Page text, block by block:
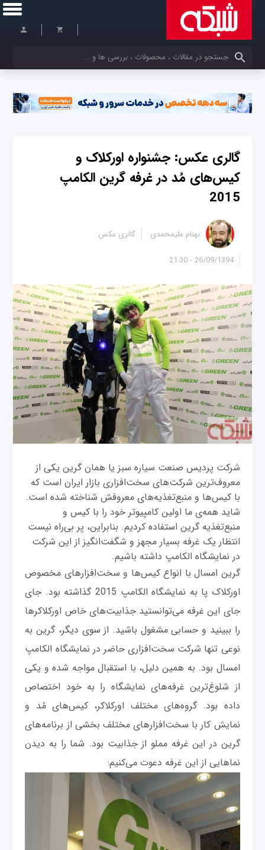
کلمات کلیدی خود را وارد کنید
گالری عکس: جشنواره اورکلاک و
کیس‌های مُد در غرفه گرین الکامپ
2015
26/09/1394 - 21:30
بهنام علیمحمدی گالری عکس
شرکت پردیس صنعت سیاره سبز یا همان گرین یکی از
معروف‌ترین شرکت‌های سخت‌افزاری بازار ایران است که
با کیس‌ها و منبع‌تغذیه‌های معروفش شناخته شده است.
شاید همه‌ی ما اولین کامپیوتر خود را با کیس و
منبع‌تغذیه گرین استفاده کردیم. بنابراین، پر بی‌راه نیست
انتظار یک غرفه بسیار مجهز و شگفت‌انگیز از این شرکت
در نمایشگاه الکامپ داشته باشیم.
گرین امسال با انواع کیس‌ها و سخت‌افزارهای مخصوص
اورکلاک پا به نمایشگاه الکامپ 2015 گذاشته بود. جای
جای این غرفه می‌توانستید جذابیت‌های خاص اورکلاکرها
را ببینید و حسابی مشغول باشید. از سوی دیگر، گرین به
نوعی تنها شرکت سخت‌افزاری حاضر در نمایشگاه الکامپ
امسال بود. به همین دلیل، با استقبال مواجه شده و یکی
از شلوغ‌ترین غرفه‌های نمایشگاه را به خود اختصاص
داده بود. گروه‌های مختلف اورکلاکر، کیس‌های مُد و
نمایش کار با سخت‌افزارهای مختلف بخشی از برنامه‌های
گرین در این غرفه مملو از جذابیت بود. شما را به دیدن
نماهایی از این غرفه دعوت می‌کنیم: